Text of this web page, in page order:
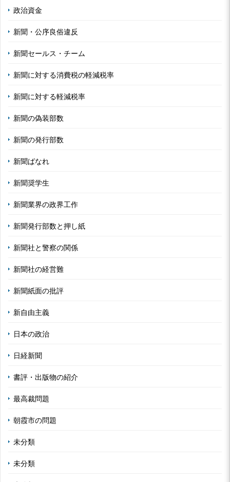
政治資金
新聞・公序良俗違反
新聞セールス・チーム
新聞に対する消費税の軽減税率
新聞に対する軽減税率
新聞の偽装部数
新聞の発行部数
新聞ばなれ
新聞奨学生
新聞業界の政界工作
新聞発行部数と押し紙
新聞社と警察の関係
新聞社の経営難
新聞紙面の批評
新自由主義
日本の政治
日経新聞
書評・出版物の紹介
最高裁問題
朝霞市の問題
未分類
未分類